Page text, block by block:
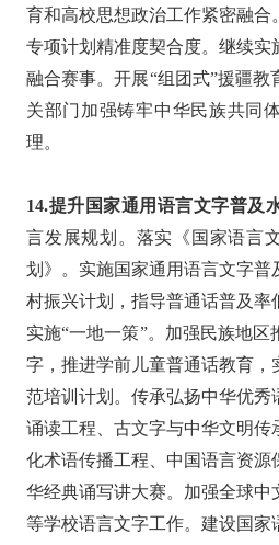
育和高校思想政治工作紧密融合
专项计划精准度契合度。继续实
融合赛事。开展“组团式”援疆
关部门加强铸牢中华民族共同
理。
14.提升国家通用语言文字普及
言发展规划。落实《国家语言
划》。实施国家通用语言文字普
村振兴计划，指导普通话普及率
实施“一地一策”。加强民族地
字，推进学前儿童普通话教育，
范培训计划。传承弘扬中华优秀
诵读工程、古文字与中华文明传
化术语传播工程、中国语言资源
华经典诵写讲大赛。加强全球中
等学校语言文字工作。建设国家